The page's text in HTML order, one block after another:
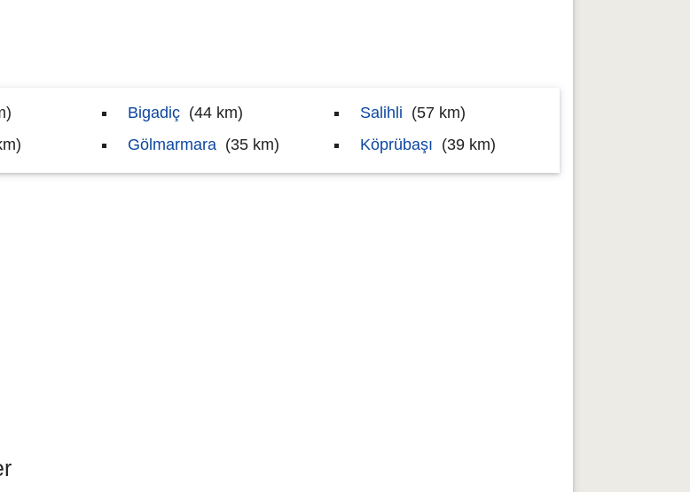
Bigadiç (44 km)
Gölmarmara (35 km)
Salihli (57 km)
Köprübaşı (39 km)